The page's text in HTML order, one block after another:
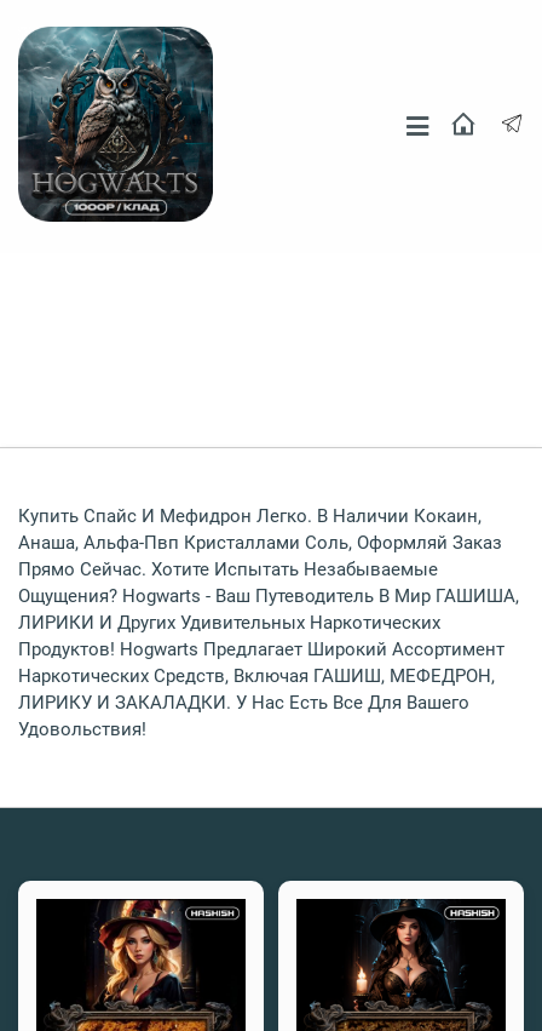
Купить Спайс И Мефидрон Легко. В Наличии Кокаин,
Анаша, Альфа-Пвп Кристаллами Соль, Оформляй Заказ
Прямо Сейчас. Хотите Испытать Незабываемые
Ощущения? Hogwarts - Ваш Путеводитель В Мир ГАШИША,
ЛИРИКИ И Других Удивительных Наркотических
Продуктов! Hogwarts Предлагает Широкий Ассортимент
Наркотических Средств, Включая ГАШИШ, МЕФЕДРОН,
ЛИРИКУ И ЗАКАЛАДКИ. У Нас Есть Все Для Вашего
Удовольствия!